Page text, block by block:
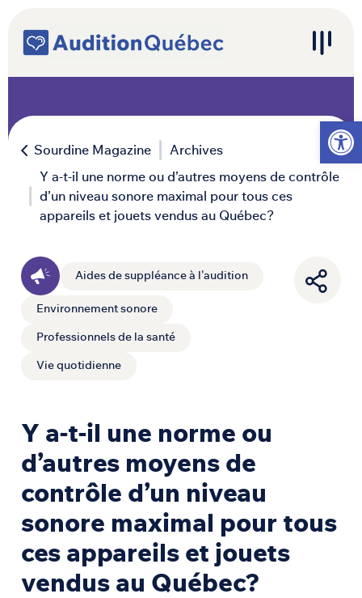
Ouvrir
Navigation principale
Sourdine Magazine Archives
Y a-t-il une norme ou d’autres moyens de contrôle
d’un niveau sonore maximal pour tous ces
appareils et jouets vendus au Québec?
Aides de suppléance à l'audition
Environnement sonore
Professionnels de la santé
Vie quotidienne
Y a-t-il une norme ou
d’autres moyens de
contrôle d’un niveau
sonore maximal pour tous
ces appareils et jouets
vendus au Québec?